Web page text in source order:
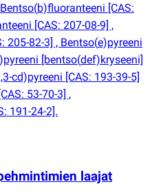
(b)fluoranteeni [CAS:
[CAS: 207-08-9] ,
205-82-3] , Bentso(e)pyreeni
[bentso(def)kryseeni]
cd)pyreeni [CAS: 193-39-5]
53-70-3] ,
191-24-2].
laajat